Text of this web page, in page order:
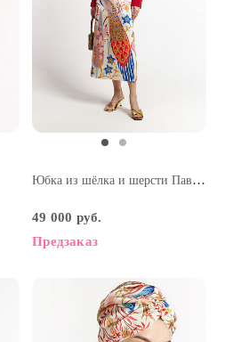
Юбка из шёлка и шерсти Павлины
49 000 руб.
Предзаказ